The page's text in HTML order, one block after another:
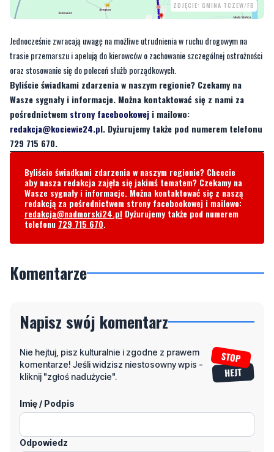
ZDJĘCIE: GMINA TCZEW/FB
Jednocześnie zwracają uwagę na możliwe utrudnienia w ruchu drogowym na
trasie przemarszu i apelują do kierowców o zachowanie szczególnej ostrożności
oraz stosowanie się do poleceń służb porządkowych.
Byliście świadkami zdarzenia w naszym regionie? Czekamy na
Wasze sygnały i informacje. Można kontaktować się z nami za
pośrednictwem strony facebookowej i mailowo:
redakcja@kociewie24.pl. Dyżurujemy także pod numerem telefonu
729 715 670.
Byliście świadkami zdarzenia w naszym regionie? Chcecie
aby nasza redakcja zajęła się jakimś tematem? Czekamy na
Wasze sygnały i informacje. Można kontaktować się z naszą
redakcją za pośrednictwem strony facebookowej i mailowo:
redakcja@nadmorski24.pl Dyżurujemy także pod numerem
telefonu 729 715 670.
Komentarze
Napisz swój komentarz
Nie hejtuj, pisz kulturalnie i zgodne z prawem
komentarze! Jeśli widzisz niestosowny wpis -
kliknij "zgłoś nadużycie".
Imię / Podpis
Odpowiedz